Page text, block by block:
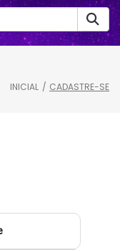
INICIAL / CADASTRE-SE